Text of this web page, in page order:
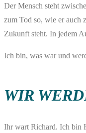
Der Mensch steht
zum Tod so, wie er auch
Zukunft steht. In jedem
Ich bin, was war und
WIR
Ihr wart Richard. Ich bin